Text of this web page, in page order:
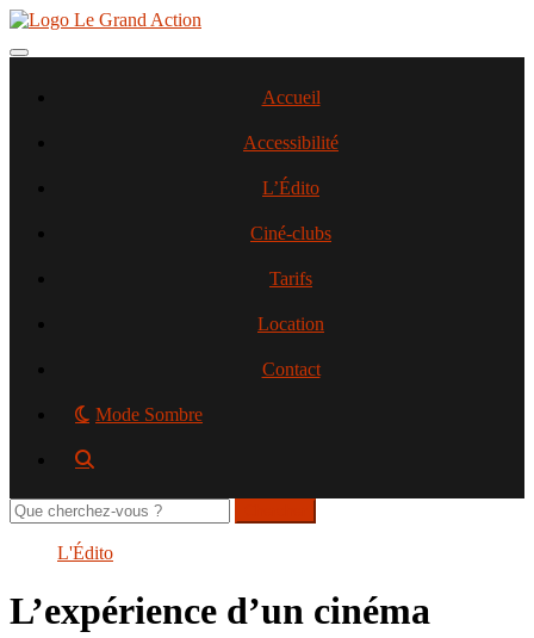
Aller
contenu
Toggle navigation
Accueil
Accessibilité
L’Édito
Ciné-clubs
Tarifs
Location
Contact
Mode Sombre
Rechercher
sur
L'Édito
L’expérience d’un cinéma